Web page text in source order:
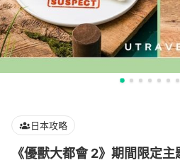
日本攻略
《優獸大都會 2》期間限定